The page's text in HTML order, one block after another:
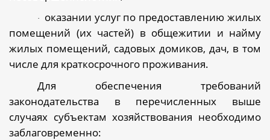
·
оказании услуг по предоставлению жилых
помещений (их частей) в общежитии и найму
жилых помещений, садовых домиков, дач, в том
числе для краткосрочного проживания.
Для обеспечения требований
законодательства в перечисленных выше
случаях субъектам хозяйствования необходимо
заблаговременно: